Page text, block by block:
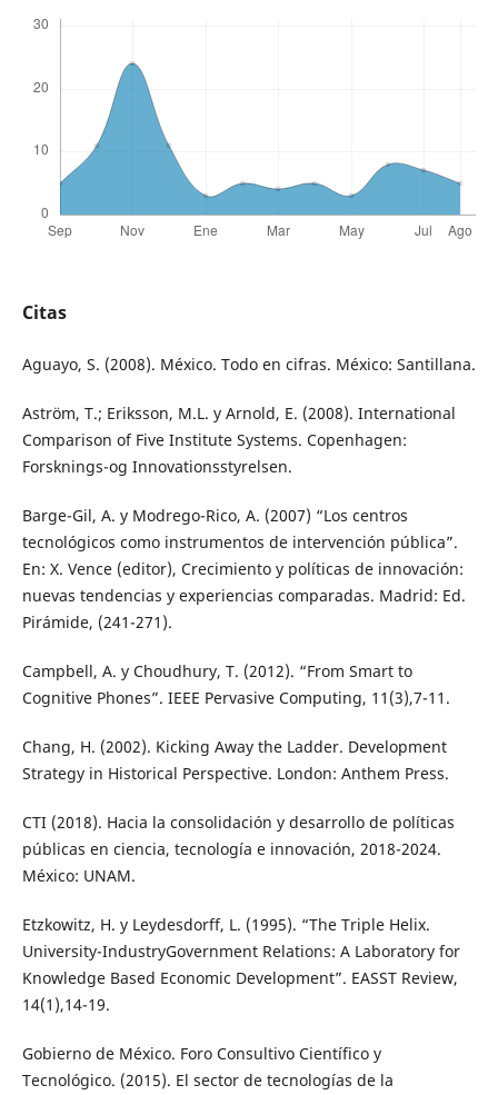
Citas
Aguayo, S. (2008). México. Todo en cifras. México: Santillana.
Aström, T.; Eriksson, M.L. y Arnold, E. (2008). International
Comparison of Five Institute Systems. Copenhagen:
Forsknings-og Innovationsstyrelsen.
Barge-Gil, A. y Modrego-Rico, A. (2007) “Los centros
tecnológicos como instrumentos de intervención pública”.
En: X. Vence (editor), Crecimiento y políticas de innovación:
nuevas tendencias y experiencias comparadas. Madrid: Ed.
Pirámide, (241-271).
Campbell, A. y Choudhury, T. (2012). “From Smart to
Cognitive Phones”. IEEE Pervasive Computing, 11(3),7-11.
Chang, H. (2002). Kicking Away the Ladder. Development
Strategy in Historical Perspective. London: Anthem Press.
CTI (2018). Hacia la consolidación y desarrollo de políticas
públicas en ciencia, tecnología e innovación, 2018-2024.
México: UNAM.
Etzkowitz, H. y Leydesdorff, L. (1995). “The Triple Helix.
University-IndustryGovernment Relations: A Laboratory for
Knowledge Based Economic Development”. EASST Review,
14(1),14-19.
Gobierno de México. Foro Consultivo Científico y
Tecnológico. (2015). El sector de tecnologías de la